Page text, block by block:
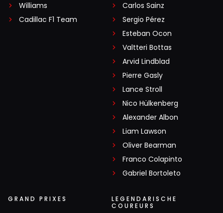
Williams
Cadillac F1 Team
Carlos Sainz
Sergio Pérez
Esteban Ocon
Valtteri Bottas
Arvid Lindblad
Pierre Gasly
Lance Stroll
Nico Hülkenberg
Alexander Albon
Liam Lawson
Oliver Bearman
Franco Colapinto
Gabriel Bortoleto
GRAND PRIXES
LEGENDARISCHE
COUREURS